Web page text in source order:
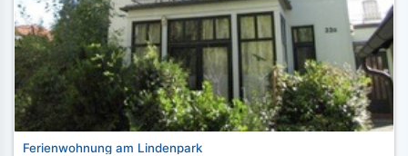
Ferienwohnung am Lindenpark